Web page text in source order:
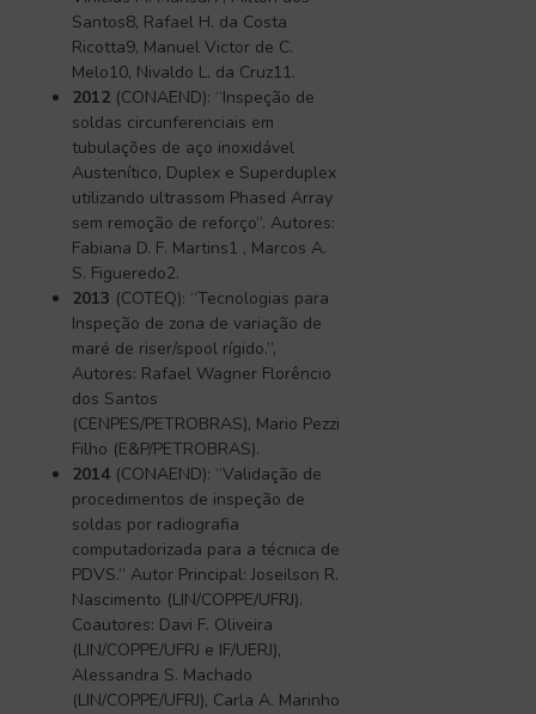
Santos8, Rafael H. da Costa
Ricotta9, Manuel Victor de C.
Melo10, Nivaldo L. da Cruz11.
2012 (CONAEND): “Inspeção de
soldas circunferenciais em
tubulações de aço inoxidável
Austenítico, Duplex e Superduplex
utilizando ultrassom Phased Array
sem remoção de reforço”. Autores:
Fabiana D. F. Martins1 , Marcos A.
S. Figueredo2.
2013 (COTEQ): “Tecnologias para
Inspeção de zona de variação de
maré de riser/spool rígido.”,
Autores: Rafael Wagner Florêncio
dos Santos
(CENPES/PETROBRAS), Mario Pezzi
Filho (E&P/PETROBRAS).
2014 (CONAEND): “Validação de
procedimentos de inspeção de
soldas por radiografia
computadorizada para a técnica de
PDVS.” Autor Principal: Joseilson R.
Nascimento (LIN/COPPE/UFRJ).
Coautores: Davi F. Oliveira
(LIN/COPPE/UFRJ e IF/UERJ),
Alessandra S. Machado
(LIN/COPPE/UFRJ), Carla A. Marinho